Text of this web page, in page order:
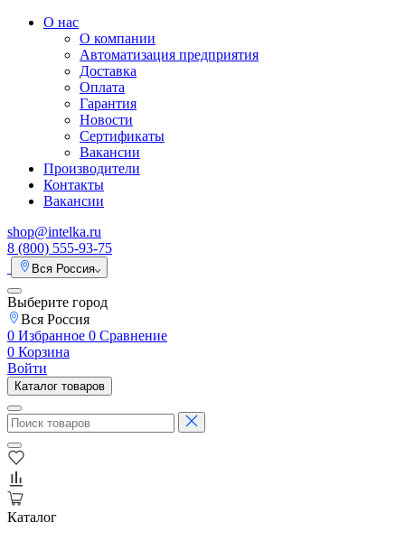
О нас
О компании
Автоматизация предприятия
Доставка
Оплата
Гарантия
Новости
Сертификаты
Вакансии
Производители
Контакты
Вакансии
shop@intelka.ru
8 (800) 555-93-75
Вся Россия
Выберите город
Вся Россия
0 Избранное 0 Сравнение
0 Корзина
Войти
Каталог товаров
Каталог